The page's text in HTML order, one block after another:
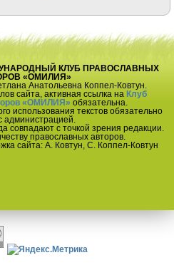
КЛУБ ПРАВОСЛАВНЫХ
«ОМИЛИЯ»
Анатольевна Коппел-Ковтун.
сайта, активная ссылка на Клуб
«ОМИЛИЯ» обязательна.
использования текстов обязательно
администрацией.
совпадают с точкой зрения редакции.
православных авторов.
сайта: А. Ковтун, С. Коппел-Ковтун